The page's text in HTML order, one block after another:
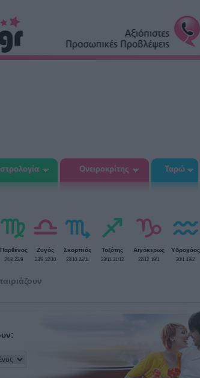
Ονειροκρίτης Ταρώ
Παρθένος
24/8-22/9
Ζυγός
23/9-22/10
Σκορπιός
23/10-22/11
Τοξότης
23/11-21/12
Αιγόκερως
22/12-19/1
Υδροχόος
20/1-19/2